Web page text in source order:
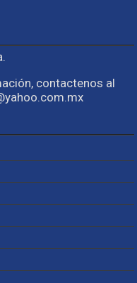
contactenos al